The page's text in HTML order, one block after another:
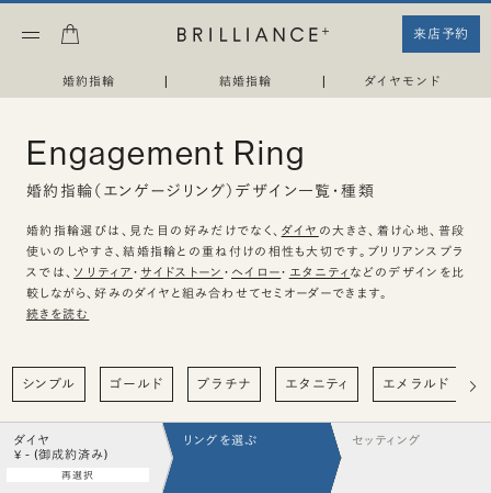
来店予約
婚約指輪 | 結婚指輪 | ダイヤモンド
Engagement Ring
婚約指輪（エンゲージリング）デザイン一覧・種類
婚約指輪選びは、見た目の好みだけでなく、 ダイヤ の大きさ、着け心地、普段
使いのしやすさ、結婚指輪との重ね付けの相性も大切です。ブリリアンスプラ
スでは、 ソリティア ・ サイドストーン ・ ヘイロー・ エタニティ などのデザインを比
較しながら、好みのダイヤと組み合わせてセミオーダーできます。
続きを読む
シンプル ゴールド プラチナ エタニティ エメラルド
ダイヤ
¥ - (御成約済み)
再選択
リングを選ぶ セッティング